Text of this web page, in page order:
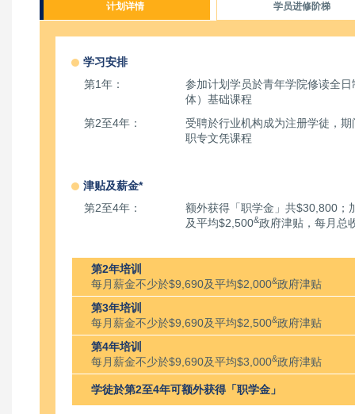
计划详情 学员进修阶梯
学习安排
第1年：
参加计划学员於青年学院修读全
体）基础课程
第2至4年：
受聘於行业机构成为注册学徒，
职专文凭课程
津贴及薪金*
第2至4年：
额外获得「职学金」共$30,800；
及平均$2,500&政府津贴，每月总
第2年培训
每月薪金不少於$9,690及平均$2,000&政府津贴
第3年培训
每月薪金不少於$9,690及平均$2,500&政府津贴
第4年培训
每月薪金不少於$9,690及平均$3,000&政府津贴
学徒於第2至4年可额外获得「职学金」